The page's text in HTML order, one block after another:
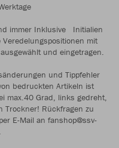
immer Inklusive Initialien
mit
und eingetragen.
und Tippfehler
bedruckten Artikeln ist
max.40 Grad, links gedreht,
Trockner! Rückfragen zu
E-Mail an fanshop@ssv-